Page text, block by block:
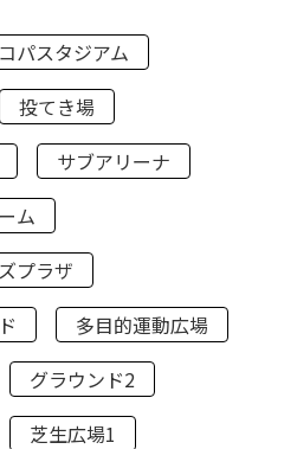
パスタジアム
投てき場
サブアリーナ
ム
プラザ
多目的運動広場
グラウンド2
芝生広場1